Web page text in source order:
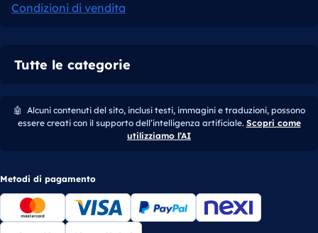
Condizioni di vendita
Tutte le categorie
🤖 Alcuni contenuti del sito, inclusi testi, immagini e traduzioni, possono
essere creati con il supporto dell’intelligenza artificiale. Scopri come
utilizziamo l’AI
Metodi di pagamento